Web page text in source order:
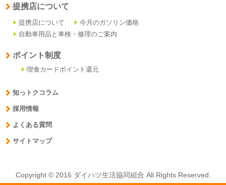
提携店について
提携店について
今月のガソリン価格
自動車用品と車検・修理のご案内
ポイント制度
喫食カードポイント還元
知っトクコラム
採用情報
よくある質問
サイトマップ
Copyright © 2016 ダイハツ生活協同組合 All Rights Reserved.